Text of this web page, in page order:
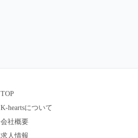
TOP
K-heartsについて
会社概要
求人情報